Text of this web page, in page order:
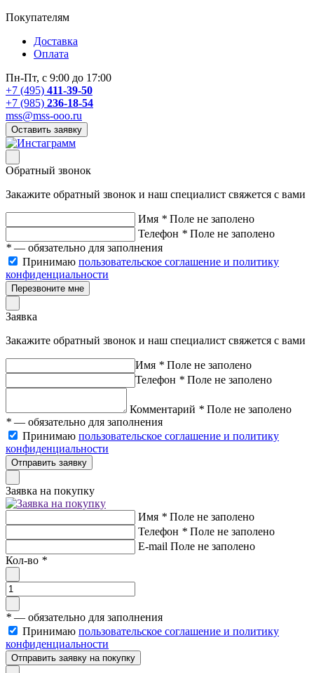
Покупателям
Доставка
Оплата
Пн-Пт, с 9:00 до 17:00
+7 (495) 411-39-50
+7 (985) 236-18-54
mss@mss-ooo.ru
Оставить заявку
Обратный звонок
Закажите обратный звонок и наш специалист свяжется с вами
Имя * Поле не заполено
Телефон * Поле не заполено
* — обязательно для заполнения
Принимаю пользовательское соглашение и политику
конфиденциальности
Перезвоните мне
Заявка
Закажите обратный звонок и наш специалист свяжется с вами
Имя * Поле не заполено
Телефон * Поле не заполено
Комментарий * Поле не заполено
* — обязательно для заполнения
Принимаю пользовательское соглашение и политику
конфиденциальности
Отправить заявку
Заявка на покупку
Имя * Поле не заполено
Телефон * Поле не заполено
E-mail Поле не заполено
Кол-во *
* — обязательно для заполнения
Принимаю пользовательское соглашение и политику
конфиденциальности
Отправить заявку на покупку